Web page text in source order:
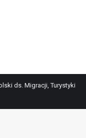
ds. Migracji, Turystyki